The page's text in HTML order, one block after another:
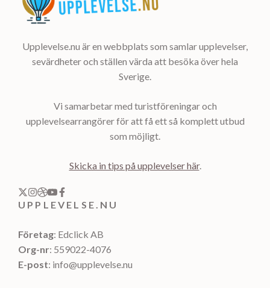
Upplevelse.nu är en webbplats som samlar upplevelser,
sevärdheter och ställen värda att besöka över hela
Sverige.
Vi samarbetar med turistföreningar och
upplevelsearrangörer för att få ett så komplett utbud
som möjligt.
Skicka in tips på upplevelser här.
UPPLEVELSE.NU
Företag: Edclick AB
Org-nr: 559022-4076
E-post: info@upplevelse.nu